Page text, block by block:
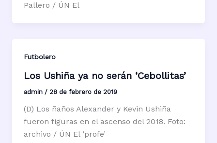
Pallero / ÚN El
Futbolero
Los Ushiña ya no serán ‘Cebollitas’
admin / 28 de febrero de 2019
(D) Los ñaños Alexander y Kevin Ushiña
fueron figuras en el ascenso del 2018. Foto:
archivo / ÚN El ‘profe’